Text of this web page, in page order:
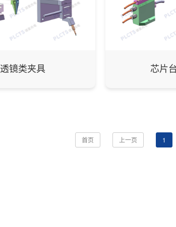
透镜类夹具 芯片
首页 上一页 1